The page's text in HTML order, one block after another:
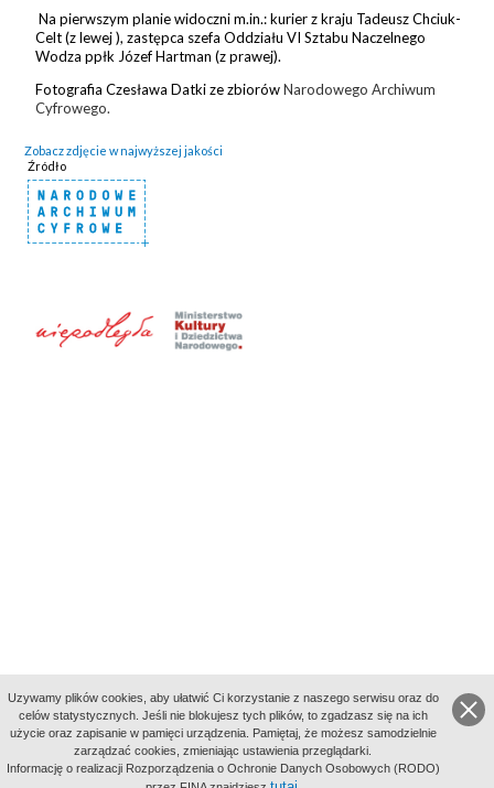
Na pierwszym planie widoczni m.in.: kurier z kraju Tadeusz Chciuk-
Celt (z lewej ), zastępca szefa Oddziału VI Sztabu Naczelnego
Wodza ppłk Józef Hartman (z prawej).
Fotografia Czesława Datki ze zbiorówNarodowego Archiwum
Cyfrowego.
Zobacz zdjęcie w najwyższej jakości
Źródło
aktywności
Uzywamy plików cookies, aby ułatwić Ci korzystanie z naszego serwisu oraz do
celów statystycznych. Jeśli nie blokujesz tych plików, to zgadzasz się na ich
użycie oraz zapisanie w pamięci urządzenia. Pamiętaj, że możesz samodzielnie
zarządzać cookies, zmieniając ustawienia przeglądarki.
Informację o realizacji Rozporządzenia o Ochronie Danych Osobowych (RODO)